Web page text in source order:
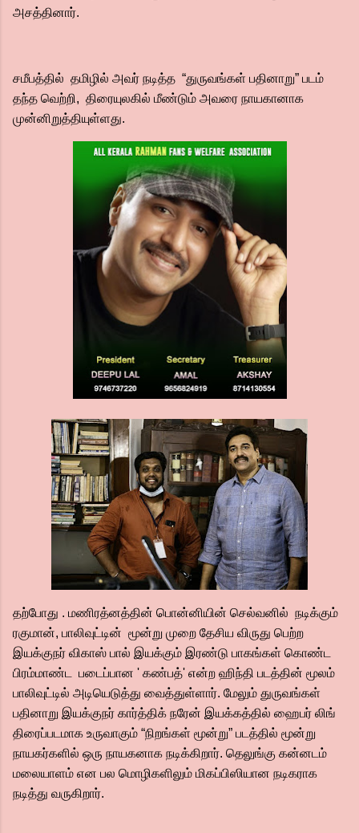
அசத்தினார்.
சமீபத்தில் தமிழில் அவர் நடித்த “துருவங்கள் பதினாறு” படம்
தந்த வெற்றி, திரையுலகில் மீண்டும் அவரை நாயகானாக
முன்னிறுத்தியுள்ளது.
தற்போது . மணிரத்னத்தின் பொன்னியின் செல்வனில் நடிக்கும்
ரகுமான், பாலிவுட்டின் மூன்று முறை தேசிய விருது பெற்ற
இயக்குநர் விகாஸ் பால் இயக்கும் இரண்டு பாகங்கள் கொண்ட
பிரம்மாண்ட படைப்பான ' கண்பத்' என்ற ஹிந்தி படத்தின் மூலம்
பாலிவுட்டில் அடியெடுத்து வைத்துள்ளார். மேலும் துருவங்கள்
பதினாறு இயக்குநர் கார்த்திக் நரேன் இயக்கத்தில் ஹைபர் லிங்
திரைப்படமாக உருவாகும் “நிறங்கள் மூன்று” படத்தில் மூன்று
நாயகர்களில் ஒரு நாயகனாக நடிக்கிறார். தெலுங்கு கன்னடம்
மலையாளம் என பல மொழிகளிலும் மிகப்பிஸியான நடிகராக
நடித்து வருகிறார்.